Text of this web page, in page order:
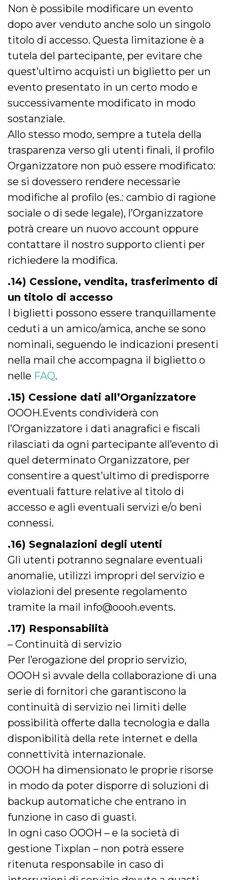
Non è possibile modificare un evento
dopo aver venduto anche solo un singolo
titolo di accesso. Questa limitazione è a
tutela del partecipante, per evitare che
quest’ultimo acquisti un biglietto per un
evento presentato in un certo modo e
successivamente modificato in modo
sostanziale.
Allo stesso modo, sempre a tutela della
trasparenza verso gli utenti finali, il profilo
Organizzatore non può essere modificato:
se si dovessero rendere necessarie
modifiche al profilo (es.: cambio di ragione
sociale o di sede legale), l’Organizzatore
potrà creare un nuovo account oppure
contattare il nostro supporto clienti per
richiedere la modifica.
.14) Cessione, vendita, trasferimento di
un titolo di accesso
I biglietti possono essere tranquillamente
ceduti a un amico/amica, anche se sono
nominali, seguendo le indicazioni presenti
nella mail che accompagna il biglietto o
nelle FAQ.
.15) Cessione dati all’Organizzatore
OOOH.Events condividerà con
l’Organizzatore i dati anagrafici e fiscali
rilasciati da ogni partecipante all’evento di
quel determinato Organizzatore, per
consentire a quest’ultimo di predisporre
eventuali fatture relative al titolo di
accesso e agli eventuali servizi e/o beni
connessi.
.16) Segnalazioni degli utenti
Gli utenti potranno segnalare eventuali
anomalie, utilizzi impropri del servizio e
violazioni del presente regolamento
tramite la mail info@oooh.events.
.17) Responsabilità
– Continuità di servizio
Per l’erogazione del proprio servizio,
OOOH si avvale della collaborazione di una
serie di fornitori che garantiscono la
continuità di servizio nei limiti delle
possibilità offerte dalla tecnologia e dalla
disponibilità della rete internet e della
connettività internazionale.
OOOH ha dimensionato le proprie risorse
in modo da poter disporre di soluzioni di
backup automatiche che entrano in
funzione in caso di guasti.
In ogni caso OOOH – e la società di
gestione Tixplan – non potrà essere
ritenuta responsabile in caso di